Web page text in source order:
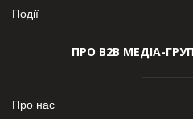
Події
ПРО В2В МЕДІА-
Про нас